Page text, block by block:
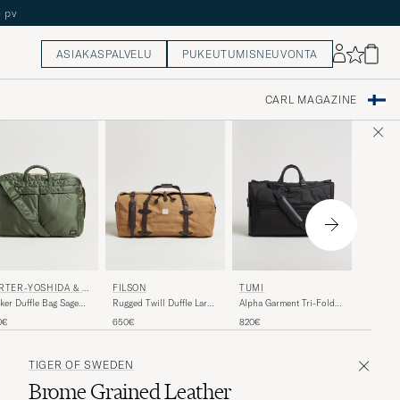
ASIAKASPALVELU PUKEUTUMISNEUVONTA
CARL MAGAZINE
YOSHIDA & C
Duffle Bag Sage
FILSON
Rugged Twill Duffle Large
650€
TUMI
Alpha Garment Tri-Fold
820€
TIGER OF SWEDEN
Brome Grained Leather